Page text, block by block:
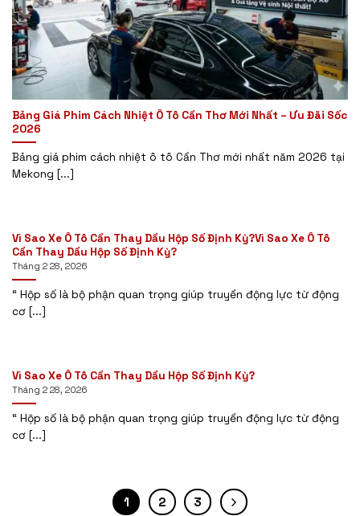
Bảng Giá Phim Cách Nhiệt Ô Tô Cần Thơ Mới Nhất – Ưu Đãi Sốc
2026
Bảng giá phim cách nhiệt ô tô Cần Thơ mới nhất năm 2026 tại
Mekong [...]
Vì Sao Xe Ô Tô Cần Thay Dầu Hộp Số Định Kỳ?Vì Sao Xe Ô Tô
Cần Thay Dầu Hộp Số Định Kỳ?
Tháng 2 28, 2026
“ Hộp số là bộ phận quan trọng giúp truyền động lực từ động
cơ [...]
Vì Sao Xe Ô Tô Cần Thay Dầu Hộp Số Định Kỳ?
Tháng 2 28, 2026
“ Hộp số là bộ phận quan trọng giúp truyền động lực từ động
cơ [...]
1 2 3